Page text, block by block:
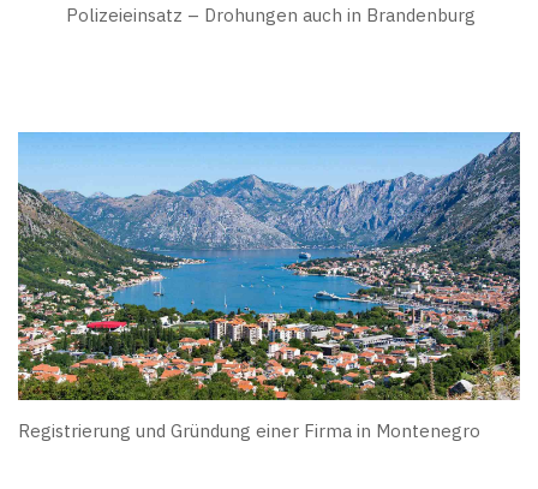
Polizeieinsatz – Drohungen auch in Brandenburg
Registrierung und Gründung einer Firma in Montenegro